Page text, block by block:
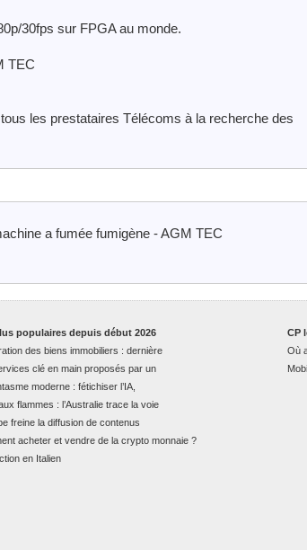
30fps sur FPGA au monde.
TEC
les prestataires Télécoms à la recherche des
a fumée fumigène - AGM TEC
CP
Où
populaires depuis début 2026
des biens immobiliers : dernière
clé en main proposés par un
moderne : fétichiser l’IA,
flammes : l’Australie trace la voie
freine la diffusion de contenus
acheter et vendre de la crypto monnaie ?
en Italien